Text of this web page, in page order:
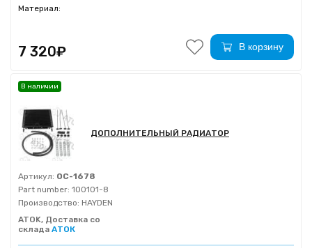
Материал:
7 320₽ В корзину
ДОПОЛНИТЕЛЬНЫЙ РАДИАТОР
Артикул: OC-1678
Part number: 100101-8
Производство: HAYDEN
ATOK, Доставка со
склада АТОК
В наличии